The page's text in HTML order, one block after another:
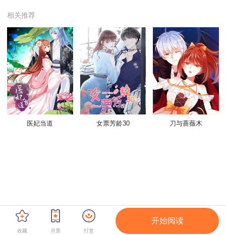
相关推荐
医妃当道 女票芳龄30 刀与蔷薇木
收藏 月票 打赏
开始阅读